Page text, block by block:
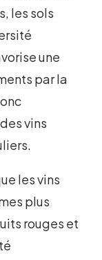
les sols
une
par la
vins
les vins
plus
rouges et